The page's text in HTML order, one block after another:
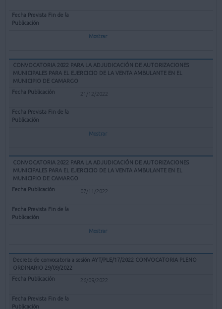
Mostrar
CONVOCATORIA 2022 PARA LA ADJUDICACIÓN DE AUTORIZACIONES
MUNICIPALES PARA EL EJERCICIO DE LA VENTA AMBULANTE EN EL
MUNICIPIO DE CAMARGO
21/12/2022
Mostrar
CONVOCATORIA 2022 PARA LA ADJUDICACIÓN DE AUTORIZACIONES
MUNICIPALES PARA EL EJERCICIO DE LA VENTA AMBULANTE EN EL
MUNICIPIO DE CAMARGO
07/11/2022
Mostrar
Decreto de convocatoria a sesión AYT/PLE/17/2022 CONVOCATORIA PLENO
ORDINARIO 29/09/2022
26/09/2022